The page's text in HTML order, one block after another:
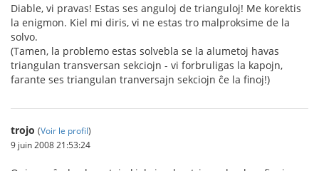
Diable, vi pravas! Estas ses anguloj de trianguloj! Me korektis
la enigmon. Kiel mi diris, vi ne estas tro malproksime de la
solvo.
(Tamen, la problemo estas solvebla se la alumetoj havas
triangulan transversan sekciojn - vi forbruligas la kapojn,
farante ses triangulan tranversajn sekciojn ĉe la finoj!)
trojo (Voir le profil)
9 juin 2008 21:53:24